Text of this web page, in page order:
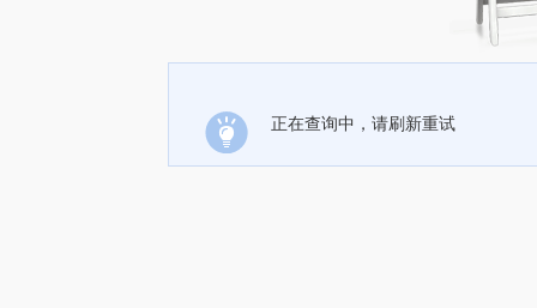
正在查询中，请刷新重试